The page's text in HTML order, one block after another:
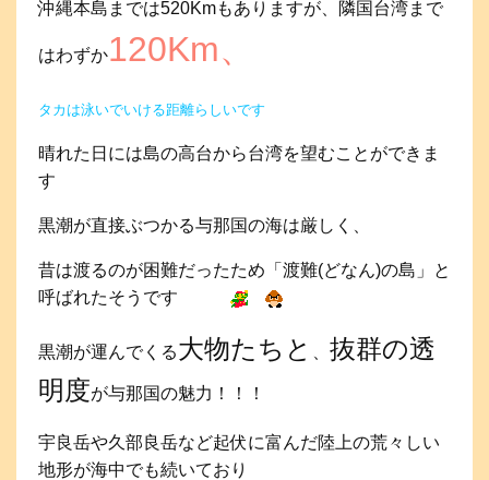
沖縄本島までは520Kmもありますが、隣国台湾まで
はわずか120Km、
タカは泳いでいける距離らしいです
晴れた日には島の高台から台湾を望むことができま
す
黒潮が直接ぶつかる与那国の海は厳しく、
昔は渡るのが困難だったため「渡難(どなん)の島」と
呼ばれたそうです
黒潮が運んでくる大物たちと
抜群の透
明度が与那国の魅力！！！
宇良岳や久部良岳など起伏に富んだ陸上の荒々しい
地形が海中でも続いており